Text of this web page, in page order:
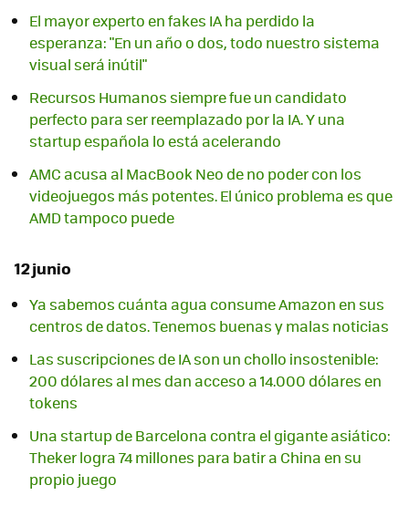
El mayor experto en fakes IA ha perdido la
esperanza: "En un año o dos, todo nuestro sistema
visual será inútil"
Recursos Humanos siempre fue un candidato
perfecto para ser reemplazado por la IA. Y una
startup española lo está acelerando
AMC acusa al MacBook Neo de no poder con los
videojuegos más potentes. El único problema es que
AMD tampoco puede
12 junio
Ya sabemos cuánta agua consume Amazon en sus
centros de datos. Tenemos buenas y malas noticias
Las suscripciones de IA son un chollo insostenible:
200 dólares al mes dan acceso a 14.000 dólares en
tokens
Una startup de Barcelona contra el gigante asiático:
Theker logra 74 millones para batir a China en su
propio juego